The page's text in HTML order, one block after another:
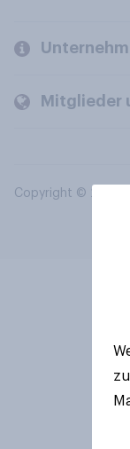
Mitglieder
Copyright © 2026